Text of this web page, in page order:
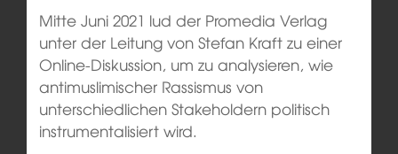
Mitte Juni 2021 lud der Promedia Verlag
unter der Leitung von Stefan Kraft zu einer
Online-Diskussion, um zu analysieren, wie
antimuslimischer Rassismus von
unterschiedlichen Stakeholdern politisch
instrumentalisiert wird.